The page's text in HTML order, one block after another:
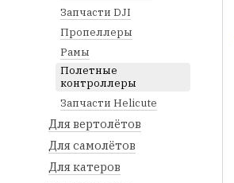
Запчасти DJI
Пропеллеры
Рамы
Полетные
контроллеры
Запчасти Helicute
Для вертолётов
Для самолётов
Для катеров